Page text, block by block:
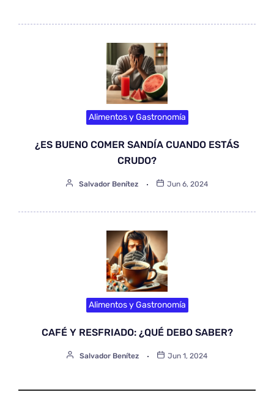
Alimentos y Gastronomía
¿ES BUENO COMER SANDÍA CUANDO ESTÁS
CRUDO?
Salvador Benítez Jun 6, 2024
Alimentos y Gastronomía
CAFÉ Y RESFRIADO: ¿QUÉ DEBO SABER?
Salvador Benítez Jun 1, 2024